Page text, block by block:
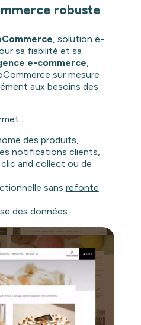
robuste
, solution e-
sa fiabilité et sa
e-commerce
sur mesure
aux besoins des
:
des produits,
notifications clients,
and collect ou de
sans refonte
des données.